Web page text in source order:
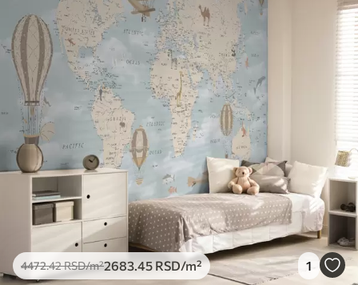
4472.42RSD/m²2683.45 RSD/m² 1